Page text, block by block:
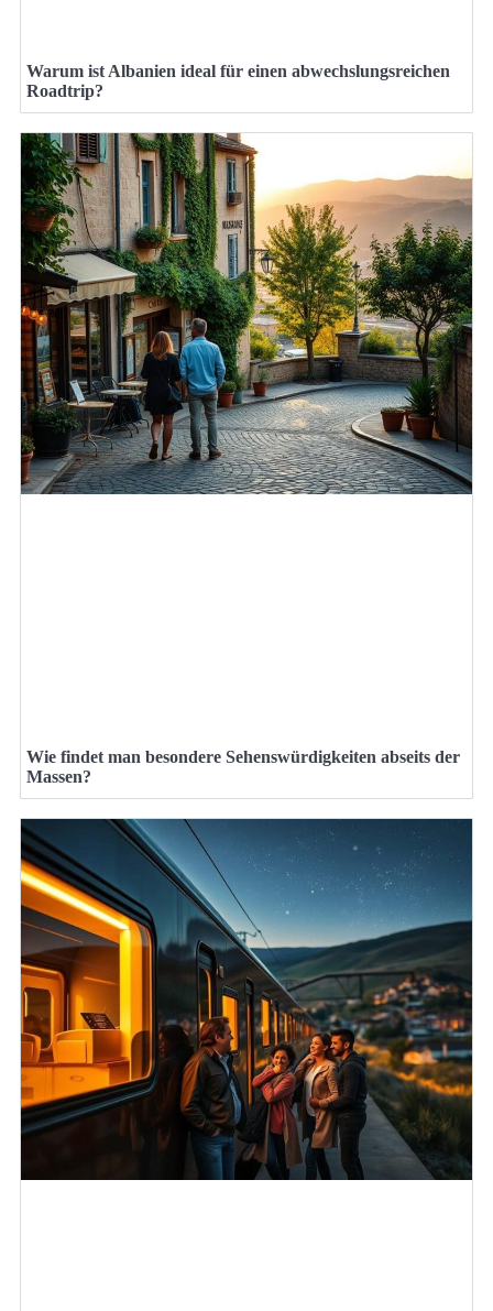
Warum ist Albanien ideal für einen abwechslungsreichen
Roadtrip?
Wie findet man besondere Sehenswürdigkeiten abseits der
Massen?